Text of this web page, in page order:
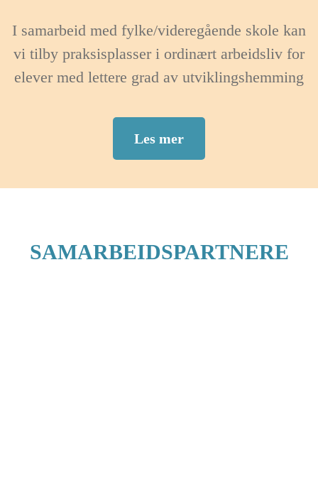
I samarbeid med fylke/videregående skole kan
vi tilby praksisplasser i ordinært arbeidsliv for
elever med lettere grad av utviklingshemming
Les mer
SAMARBEIDSPARTNERE